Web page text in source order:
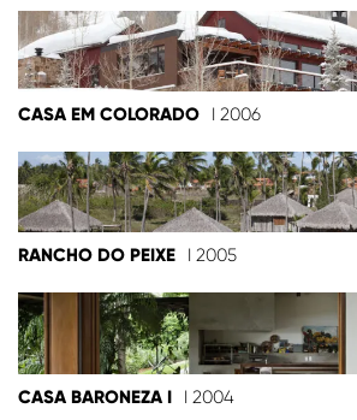
CASA EM COLORADO I 2006
RANCHO DO PEIXE I 2005
CASA BARONEZA I I 2004